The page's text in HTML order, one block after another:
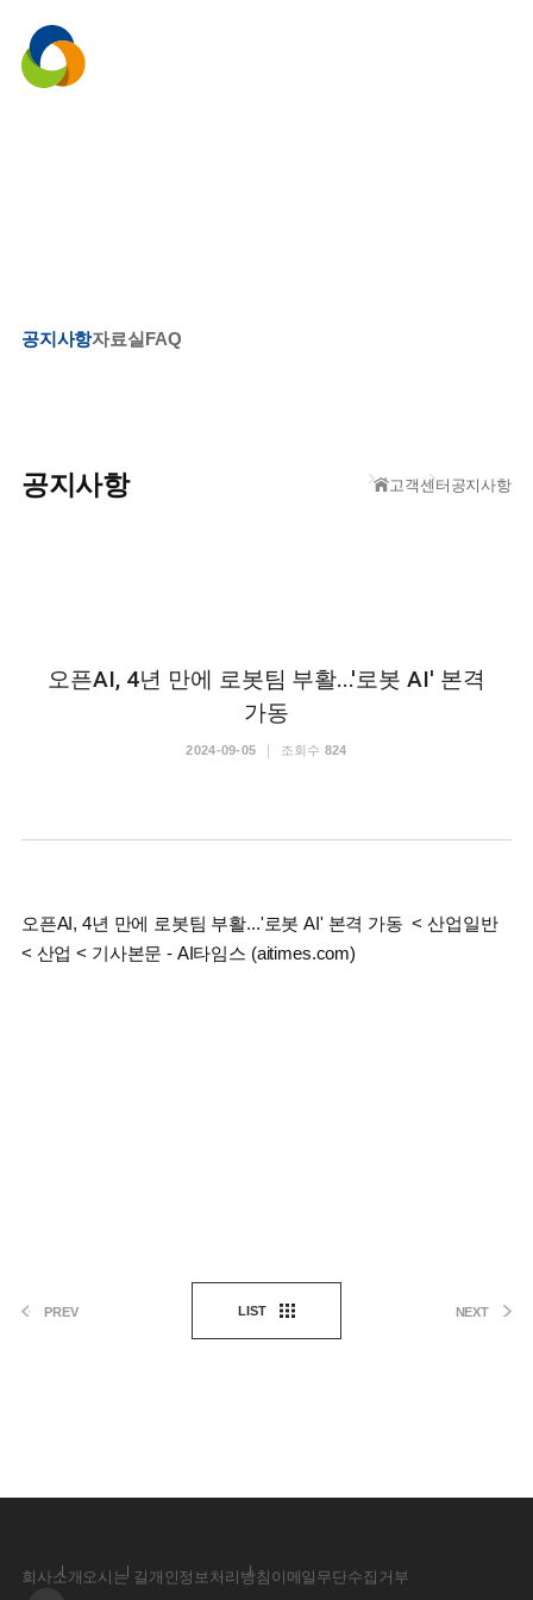
공지사항자료실FAQ
공지사항 고객센터 공지사항
오픈AI, 4년 만에 로봇팀 부활...'로봇 AI' 본격
가동
2024-09-05 조회수 824
오픈AI, 4년 만에 로봇팀 부활...'로봇 AI' 본격 가동 < 산업일반
< 산업 < 기사본문 - AI타임스 (aitimes.com)
PREV LIST NEXT
회사소개 오시는 길 개인정보처리방침 이메일무단수집거부